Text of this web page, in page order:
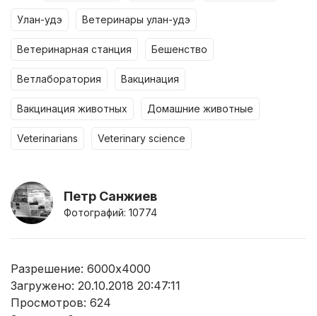
улан-удэ ветеринары улан-удэ
ветеринарная станция бешенство
ветлаборатория вакцинация
вакцинация животных домашние животные
veterinarians veterinary science
Петр Санжиев
Фотографий: 10774
Разрешение: 6000x4000
Загружено: 20.10.2018 20:47:11
Просмотров: 624